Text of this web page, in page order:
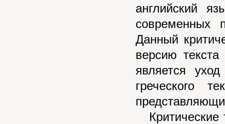
английский
современных
Данный
версию текста
является
греческого
Критические